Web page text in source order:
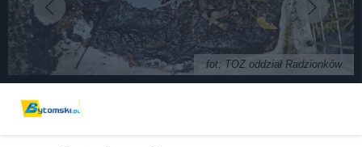
fot: TOZ oddział Radzionków